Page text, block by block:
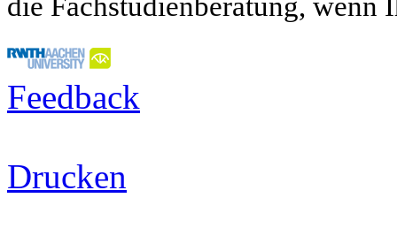
die Fachstudienberatung,
Feedback
Drucken